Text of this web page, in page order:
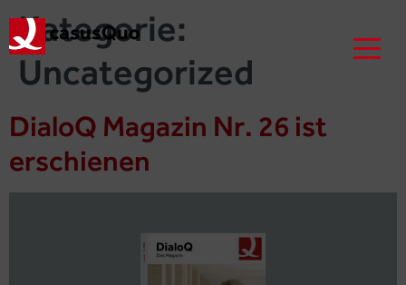
Kategorie:
Uncategorized
DialoQ Magazin Nr. 26 ist
erschienen